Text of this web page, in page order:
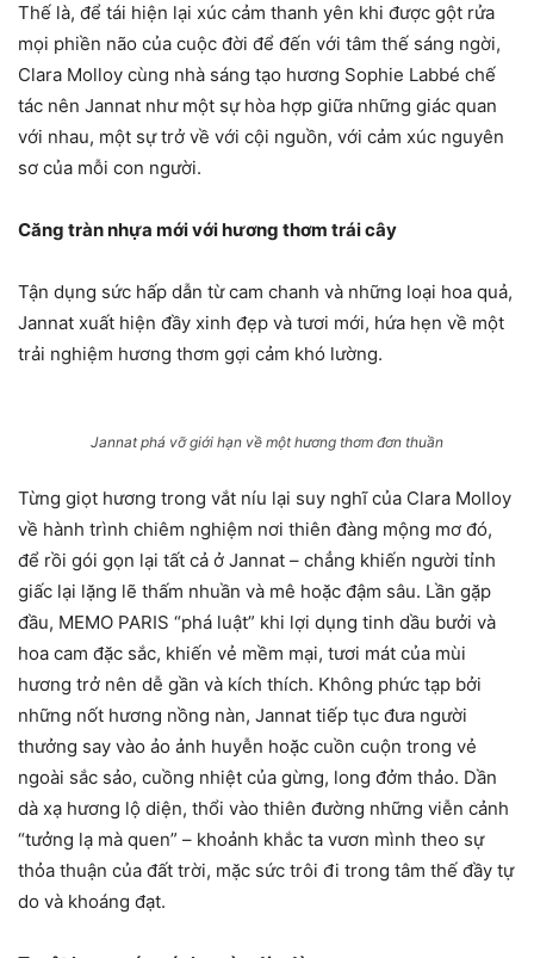
Thế là, để tái hiện lại xúc cảm thanh yên khi được gột rửa
mọi phiền não của cuộc đời để đến với tâm thế sáng ngời,
Clara Molloy cùng nhà sáng tạo hương Sophie Labbé chế
tác nên Jannat như một sự hòa hợp giữa những giác quan
với nhau, một sự trở về với cội nguồn, với cảm xúc nguyên
sơ của mỗi con người.
Căng tràn nhựa mới với hương thơm trái cây
Tận dụng sức hấp dẫn từ cam chanh và những loại hoa quả,
Jannat xuất hiện đầy xinh đẹp và tươi mới, hứa hẹn về một
trải nghiệm hương thơm gợi cảm khó lường.
Jannat phá vỡ giới hạn về một hương thơm đơn thuần
Từng giọt hương trong vắt níu lại suy nghĩ của Clara Molloy
về hành trình chiêm nghiệm nơi thiên đàng mộng mơ đó,
để rồi gói gọn lại tất cả ở Jannat – chẳng khiến người tỉnh
giấc lại lặng lẽ thấm nhuần và mê hoặc đậm sâu. Lần gặp
đầu, MEMO PARIS “phá luật” khi lợi dụng tinh dầu bưởi và
hoa cam đặc sắc, khiến vẻ mềm mại, tươi mát của mùi
hương trở nên dễ gần và kích thích. Không phức tạp bởi
những nốt hương nồng nàn, Jannat tiếp tục đưa người
thưởng say vào ảo ảnh huyễn hoặc cuồn cuộn trong vẻ
ngoài sắc sảo, cuồng nhiệt của gừng, long đởm thảo. Dần
dà xạ hương lộ diện, thổi vào thiên đường những viễn cảnh
“tưởng lạ mà quen” – khoảnh khắc ta vươn mình theo sự
thỏa thuận của đất trời, mặc sức trôi đi trong tâm thế đầy tự
do và khoáng đạt.